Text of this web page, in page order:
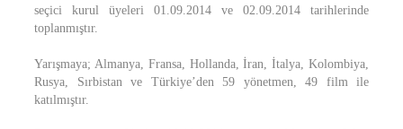
seçici kurul üyeleri 01.09.2014 ve 02.09.2014 tarihlerinde
toplanmıştır.
Yarışmaya; Almanya, Fransa, Hollanda, İran, İtalya, Kolombiya,
Rusya, Sırbistan ve Türkiye’den 59 yönetmen, 49 film ile
katılmıştır.